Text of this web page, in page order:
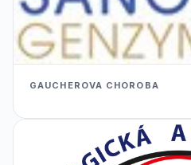
GAUCHEROVA CHOROBA